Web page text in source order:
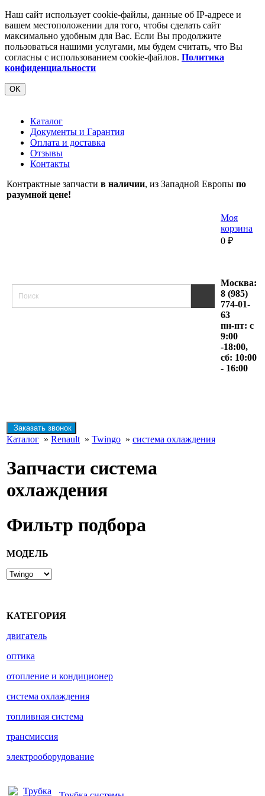
Наш сайт использует cookie-файлы, данные об IP-адресе и
вашем местоположении для того, чтобы сделать сайт
максимально удобным для Вас. Если Вы продолжите
пользоваться нашими услугами, мы будем считать, что Вы
согласны с использованием cookie-файлов. Политика
конфиденциальности
OK
Каталог
Документы и Гарантия
Оплата и доставка
Отзывы
Контакты
Контрактные запчасти в наличии, из Западной Европы по
разумной цене!
Моя
корзина
0 ₽
Москва:
8 (985)
774-01-
63
пн-пт: с
9:00
-18:00,
сб: 10:00
- 16:00
Заказать звонок
Каталог » Renault » Twingo » система охлаждения
Запчасти система
охлаждения
Фильтр подбора
МОДЕЛЬ
КАТЕГОРИЯ
двигатель
оптика
отопление и кондиционер
система охлаждения
топливная система
трансмиссия
электрооборудование